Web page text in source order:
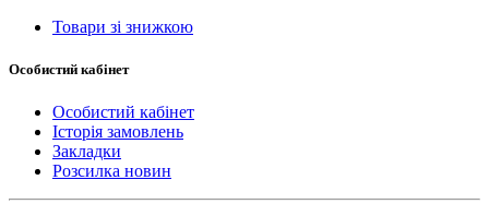
Товари зі знижкою
Особистий кабінет
Особистий кабінет
Історія замовлень
Закладки
Розсилка новин